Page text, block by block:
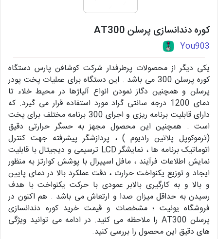
کوره دندانسازی پرسلن AT300
You903
یکی دیگر از محصولات پرطرفدار شرکت کوشافن پارس دستگاه
کوره پرسلن 300 می باشد . این دستگاه برای عملیات پخت پودر
پرسلن و همچنین دگاز نمودن انواع آلیاژها در محیط خلاء تا
دمای 1200 درجه سانتی گراد مورد استفاده قرار می گیرد. که
دارای قابلیت برنامه ریزی و اجرای 300 برنامه مختلف برای پخت
است . همچنین این محصول مجهز به حسگر حرارتی دقیق
(ترموکوپل پلاتین رادیوم ) ، پردازشگر پیشرفته جهت کنترل
اتوماتیک برنامه ها ، نمایشگر LCD ترسیمی و دیجیتال با قابلیت
نمایش اطلاعات فرآیند ، مافل اسپیرال با پوشش کوارتز به منظور
ایجاد و توزیع یکنواخت حرارت ، دقت عملکرد بالا در دمای پایین
و بالا و به کارگیری بالابر عمودی با حرکت یکنواخت با هدف
رسیدن به حداقل میزان صدا و ارتعاش می باشد . هم اکنون در
فروشگاه یونیت ؛ مشخصات و قیمت خرید کوره دندانسازی
پرسلن AT300 را ملاحظه می کنید. در ادامه می توانید ویژگی
های دقیق این محصول را بررسی کنید.